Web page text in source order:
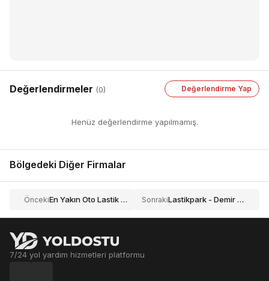
Değerlendirmeler (0) Değerlendirme Yap
Henüz değerlendirme yapılmamış.
Bölgedeki Diğer Firmalar
Önceki En Yakın Oto Lastik Yol Yardım Sonraki Lastikpark - Demir Lastik
7/24 yol yardım hizmetleri platformu